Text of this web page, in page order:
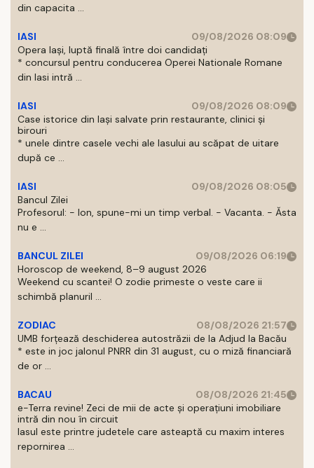
din capacita ...
IASI
09/08/2026 08:09
Opera Iași, luptă finală între doi candidați
* concursul pentru conducerea Operei Nationale Romane
din Iasi intră ...
IASI
09/08/2026 08:09
Case istorice din Iași salvate prin restaurante, clinici și
birouri
* unele dintre casele vechi ale Iasului au scăpat de uitare
după ce ...
IASI
09/08/2026 08:05
Bancul Zilei
Profesorul: - Ion, spune-mi un timp verbal. - Vacanta. - Ăsta
nu e ...
BANCUL ZILEI
09/08/2026 06:19
Horoscop de weekend, 8–9 august 2026
Weekend cu scantei! O zodie primeste o veste care ii
schimbă planuril ...
ZODIAC
08/08/2026 21:57
UMB forțează deschiderea autostrăzii de la Adjud la Bacău
* este in joc jalonul PNRR din 31 august, cu o miză financiară
de or ...
BACAU
08/08/2026 21:45
e-Terra revine! Zeci de mii de acte și operațiuni imobiliare
intră din nou în circuit
Iasul este printre judetele care asteaptă cu maxim interes
repornirea ...